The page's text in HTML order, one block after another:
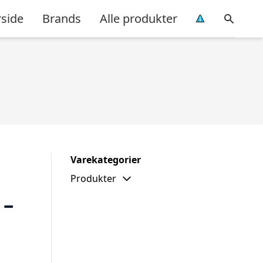
Brands Alle produkter
Varekategorier
Produkter